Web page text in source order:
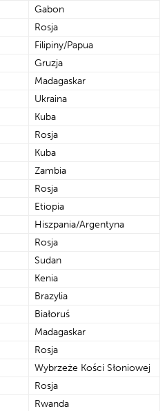
Gabon
Rosja
Filipiny/Papua
Gruzja
Madagaskar
Ukraina
Kuba
Rosja
Kuba
Zambia
Rosja
Etiopia
Hiszpania/Argentyna
Rosja
Sudan
Kenia
Brazylia
Białoruś
Madagaskar
Rosja
Wybrzeże Kości Słoniowej
Rosja
Rwanda